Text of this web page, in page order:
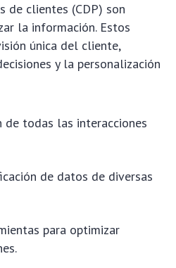
de clientes (CDP) son
la información. Estos
única del cliente,
y la personalización
de todas las interacciones
de datos de diversas
para optimizar